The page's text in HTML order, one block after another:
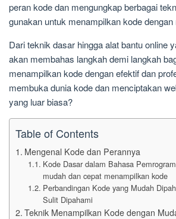
peran kode dan mengungkap berbagai
gunakan untuk menampilkan kode
Dari teknik dasar hingga alat bantu online
akan membahas langkah demi langkah
menampilkan kode dengan efektif dan
membuka dunia kode dan menciptakan
yang luar biasa?
Table of Contents
Mengenal Kode dan Perannya
Kode Dasar dalam Bahasa
mudah dan cepat menampilkan kode
Perbandingan Kode yang Mudah
Sulit Dipahami
Teknik Menampilkan Kode dengan